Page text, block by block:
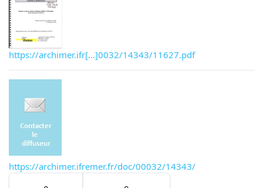
https://archimer.ifr[...]0032/14343/11627.pdf
https://archimer.ifremer.fr/doc/00032/14343/